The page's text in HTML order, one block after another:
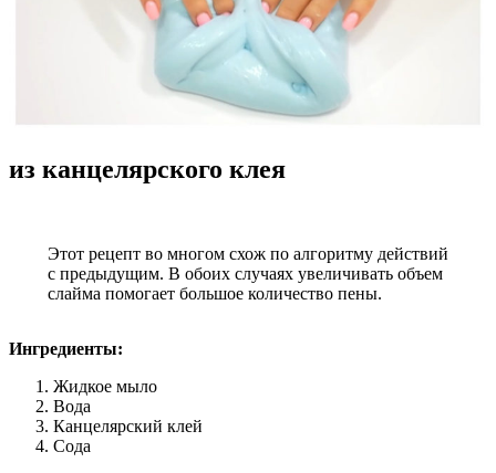
из канцелярского клея
Этот рецепт во многом схож по алгоритму действий
с предыдущим. В обоих случаях увеличивать объем
слайма помогает большое количество пены.
Ингредиенты:
Жидкое мыло
Вода
Канцелярский клей
Сода